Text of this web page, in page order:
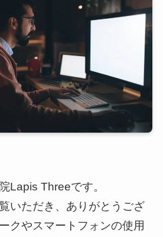
Lapis Threeです。
いただき、ありがとうござ
クやスマートフォンの使用